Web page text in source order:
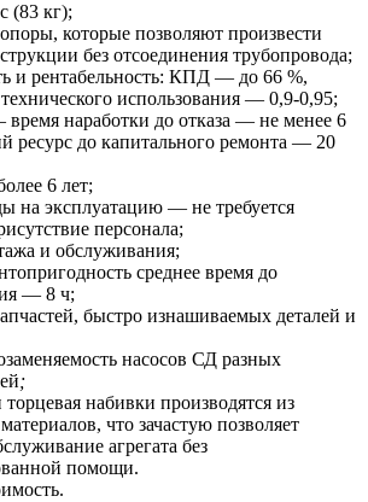
(83 кг);
которые позволяют произвести
без отсоединения трубопровода;
и рентабельность: КПД — до 66 %,
использования — 0,9-0,95;
наработки до отказа — не менее 6
ресурс до капитального ремонта — 20
6 лет;
на эксплуатацию — не требуется
персонала;
и обслуживания;
среднее время до
— 8 ч;
быстро изнашиваемых деталей и
насосов СД разных
;
торцевая набивки производятся из
что зачастую позволяет
агрегата без
помощи.